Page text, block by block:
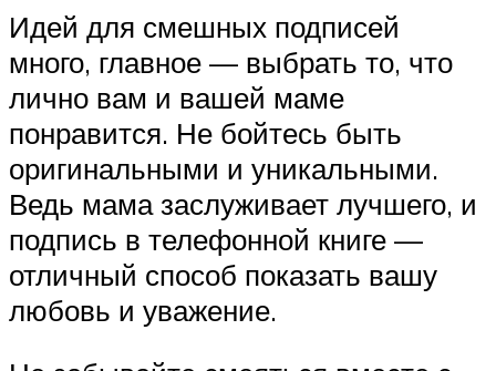
Идей для смешных подписей
много, главное — выбрать то, что
лично вам и вашей маме
понравится. Не бойтесь быть
оригинальными и уникальными.
Ведь мама заслуживает лучшего, и
подпись в телефонной книге —
отличный способ показать вашу
любовь и уважение.